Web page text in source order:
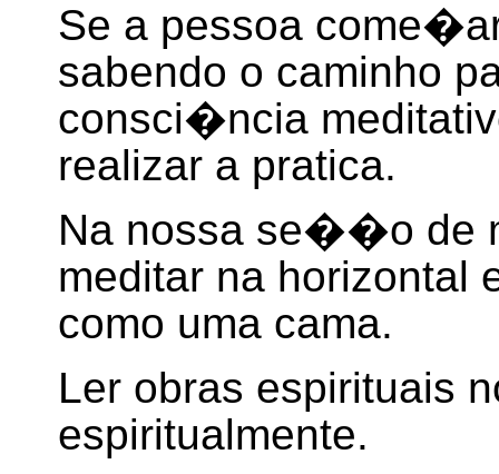
Se a pessoa
sabendo o caminho
consci�ncia
realizar a pratica.
Na nossa se��o de
meditar na horizontal
como uma cama.
Ler obras espirituais
espiritualmente.